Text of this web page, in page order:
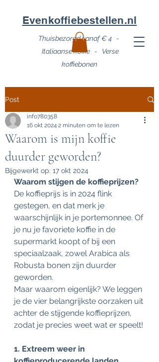
Evenkoffiebestellen.nl
Thuisbezorgd vanaf € 4 -
Italiaanse koffie - Verse
koffiebonen
Post
Waarom is mijn koffie
duurder geworden?
info780358
16 okt 2024 2 minuten om te lezen
Bijgewerkt op: 17 okt 2024
Waarom stijgen de koffieprijzen?
De koffieprijs is in 2024 flink
gestegen, en dat merk je
waarschijnlijk in je portemonnee. Of
je nu je favoriete koffie in de
supermarkt koopt of bij een
speciaalzaak, zowel Arabica als
Robusta bonen zijn duurder
geworden.
Maar waarom eigenlijk? We leggen
je de vier belangrijkste oorzaken uit
achter de stijgende koffieprijzen,
zodat je precies weet wat er speelt!
1. Extreem weer in